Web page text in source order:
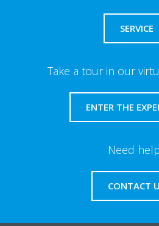
SERVICE
Take a tour in our
ENTER THE
Need
CONTACT